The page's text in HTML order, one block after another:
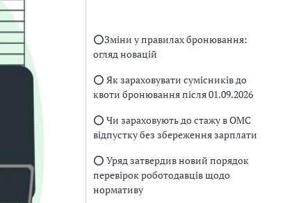
⭕️Зміни у правилах бронювання:
огляд новацій
⭕️ Як зараховувати сумісників до
квоти бронювання після 01.09.2026
⭕️ Чи зараховують до стажу в ОМС
відпустку без збереження зарплати
⭕️ Уряд затвердив новий порядок
перевірок роботодавців щодо
нормативу